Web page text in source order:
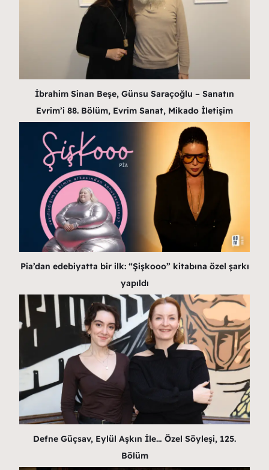
İbrahim Sinan Beşe, Günsu Saraçoğlu – Sanatın
Evrim’i 88. Bölüm, Evrim Sanat, Mikado İletişim
Pia’dan edebiyatta bir ilk: “Şişkooo” kitabına özel şarkı
yapıldı
Defne Güçsav, Eylül Aşkın İle… Özel Söyleşi, 125.
Bölüm